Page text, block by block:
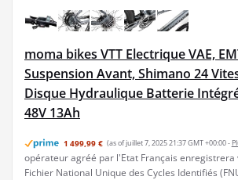
moma bikes VTT Electrique VAE,
Suspension Avant, Shimano 24
Disque Hydraulique Batterie
48V 13Ah
1 499,99 € (as of juillet 7, 2025 21:37 GMT +00:00 -
opérateur agréé par l'Etat Français enregistrera
Fichier National Unique des Cycles Identifiés